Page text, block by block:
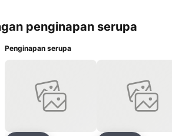
penginapan serupa
Penginapan serupa